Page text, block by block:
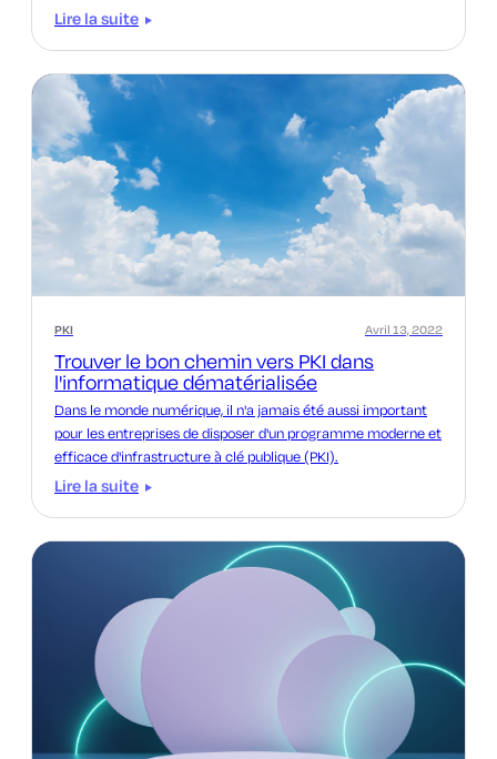
Lire la suite
PKI
Trouver le bon chemin vers PKI dans
l'informatique dématérialisée
Avril 13, 2022
Dans le monde numérique, il n'a jamais été aussi important
pour les entreprises de disposer d'un programme moderne et
efficace d'infrastructure à clé publique (PKI).
Lire la suite